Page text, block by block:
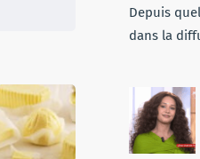
Depuis
dans la